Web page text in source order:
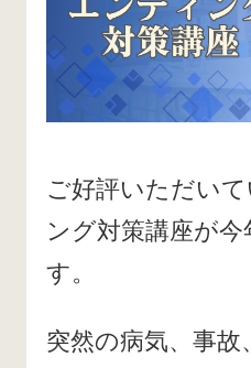
ご好評いただい
ング対策講座が
す。
突然の病気、事